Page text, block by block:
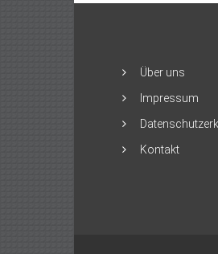
Über uns
Impressum
Kontakt